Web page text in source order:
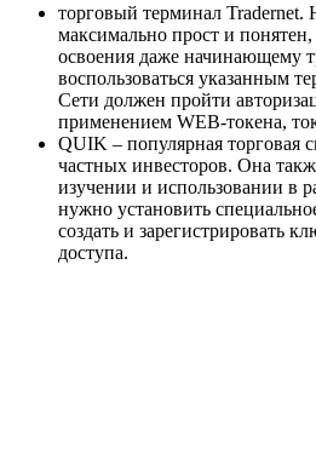
торговый терминал Tradernet.
максимально прост и
освоения даже начинающему
воспользоваться указанным
Сети должен пройти
применением WEB-токена,
QUIK – популярная торговая
частных инвесторов. Она
изучении и использовании в
нужно установить
создать и зарегистрировать
доступа.